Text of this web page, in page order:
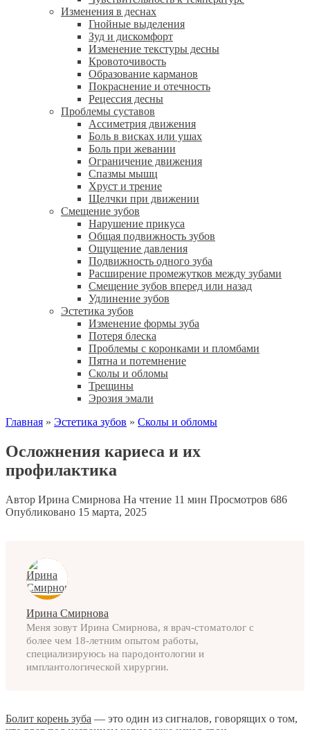
Изменения в деснах
Гнойные выделения
Зуд и дискомфорт
Изменение текстуры десны
Кровоточивость
Образование карманов
Покраснение и отечность
Рецессия десны
Проблемы суставов
Ассиметрия движения
Боль в висках или ушах
Боль при жевании
Ограничение движения
Спазмы мышц
Хруст и трение
Щелчки при движении
Смещение зубов
Нарушение прикуса
Общая подвижность зубов
Ощущение давления
Подвижность одного зуба
Расширение промежутков между зубами
Смещение зубов вперед или назад
Удлинение зубов
Эстетика зубов
Изменение формы зуба
Потеря блеска
Проблемы с коронками и пломбами
Пятна и потемнение
Сколы и обломы
Трещины
Эрозия эмали
Главная » Эстетика зубов » Сколы и обломы
Осложнения кариеса и их
профилактика
Автор Ирина Смирнова На чтение 11 мин Просмотров 686
Опубликовано 15 марта, 2025
Ирина Смирнова
Меня зовут Ирина Смирнова, я врач-стоматолог с
более чем 18-летним опытом работы,
специализируюсь на пародонтологии и
имплантологической хирургии.
Болит корень зуба — это один из сигналов, говорящих о том,